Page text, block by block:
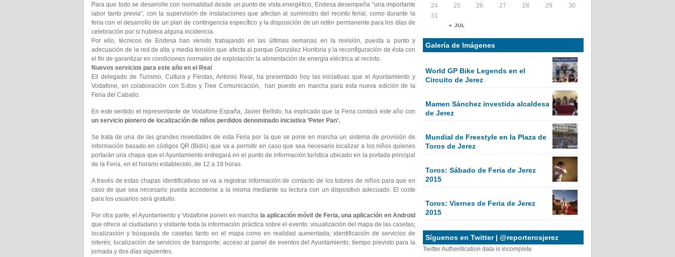
Para que todo se desarrolle con normalidad desde un punto de vista energético, Endesa desempeña “una importante
labor tanto previa”, con la supervisión de instalaciones que afectan al suministro del recinto ferial, como durante la
feria con el desarrollo de un plan de contingencia específico y la disposición de un retén permanente para los días de
celebración por si hubiera alguna incidencia.
Por ello, técnicos de Endesa han venido trabajando en las últimas semanas en la revisión, puesta a punto y
adecuación de la red de alta y media tensión que afecta al parque González Hontoria y la reconfiguración de ésta con
el fin de garantizar en condiciones normales de explotación la alimentación de energía eléctrica al recinto.
Nuevos servicios para este año en el Real
Ell delegado de Turismo, Cultura y Fiestas, Antonio Real, ha presentado hoy las iniciativas que el Ayuntamiento y
Vodafone, en colaboración con S.dos y Tree Comunicación, han puesto en marcha para esta nueva edición de la
Feria del Caballo.
En este sentido el representante de Vodafone España, Javier Bellido, ha explicado que la Feria contará este año con
un servicio pionero de localización de niños perdidos denominado iniciativa ‘Peter Pan’.
Se trata de una de las grandes novedades de esta Feria por la que se pone en marcha un sistema de provisión de
información basado en códigos QR (Bidis) que va a permitir en caso que sea necesario localizar a los niños quienes
portarán una chapa que el Ayuntamiento entregará en el punto de información turística ubicado en la portada principal
de la Feria, en el horario establecido, de 12 a 18 horas.
A través de estas chapas identificativas se va a registrar información de contacto de los tutores de niños para que en
caso de que sea necesario pueda accederse a la misma mediante su lectura con un dispositivo adecuado. El coste
para los usuarios será gratuito.
Por otra parte, el Ayuntamiento y Vodafone ponen en marcha la aplicación móvil de Feria, una aplicación en Android
que ofrece al ciudadano y visitante toda la información práctica sobre el evento: visualización del mapa de las casetas;
localización y búsqueda de casetas tanto en el mapa como en realidad aumentada; identificación de servicios de
interés; localización de servicios de transporte; acceso al panel de eventos del Ayuntamiento; tiempo previsto para la
jornada y dos días siguientes.
« JUL
24
25 26 27 28 29
30
31
Galería de Imágenes
World GP Bike Legends en el
Circuito de Jerez
Mamen Sánchez investida alcaldesa
de Jerez
Mundial de Freestyle en la Plaza de
Toros de Jerez
Toros: Sábado de Feria de Jerez
2015
Toros: Viernes de Feria de Jerez
2015
Síguenos en Twitter | @reporterosjerez
Twitter Authentication data is incomplete